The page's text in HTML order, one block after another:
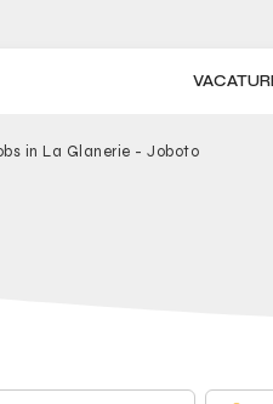
in La Glanerie - Joboto